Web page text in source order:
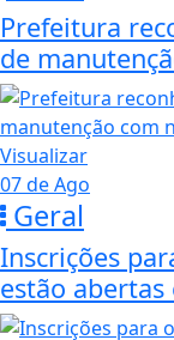
Prefeitura
de
Visualizar
07 de Ago
Geral
Inscrições
estão